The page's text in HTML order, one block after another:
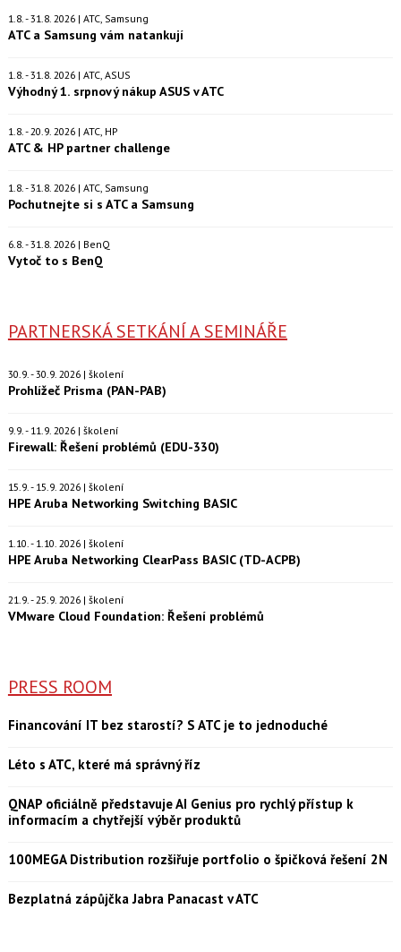
1.8. - 31.8. 2026 | ATC, Samsung
ATC a Samsung vám natankují
1.8. - 31.8. 2026 | ATC, ASUS
Výhodný 1. srpnový nákup ASUS v ATC
1.8. - 20.9. 2026 | ATC, HP
ATC & HP partner challenge
1.8. - 31.8. 2026 | ATC, Samsung
Pochutnejte si s ATC a Samsung
6.8. - 31.8. 2026 | BenQ
Vytoč to s BenQ
PARTNERSKÁ SETKÁNÍ A SEMINÁŘE
30.9. - 30.9. 2026 | školení
Prohlížeč Prisma (PAN-PAB)
9.9. - 11.9. 2026 | školení
Firewall: Řešení problémů (EDU-330)
15.9. - 15.9. 2026 | školení
HPE Aruba Networking Switching BASIC
1.10. - 1.10. 2026 | školení
HPE Aruba Networking ClearPass BASIC (TD-ACPB)
21.9. - 25.9. 2026 | školení
VMware Cloud Foundation: Řešení problémů
PRESS ROOM
Financování IT bez starostí? S ATC je to jednoduché
Léto s ATC, které má správný říz
QNAP oficiálně představuje AI Genius pro rychlý přístup k
informacím a chytřejší výběr produktů
100MEGA Distribution rozšiřuje portfolio o špičková řešení 2N
Bezplatná zápůjčka Jabra Panacast v ATC